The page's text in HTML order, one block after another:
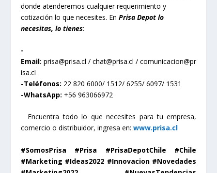
donde atenderemos cualquier requerimiento y
cotización lo que necesites. En Prisa Depot lo
necesitas, lo tienes:
-
Email: prisa@prisa.cl / chat@prisa.cl / comunicacion@pr
isa.cl
-Teléfonos: 22 820 6000/ 1512/ 6255/ 6097/ 1531
-WhatsApp: +56 963066972
Encuentra todo lo que necesites para tu empresa,
comercio o distribuidor, ingresa en: www.prisa.cl
#SomosPrisa #Prisa #PrisaDepotChile #Chile
#Marketing #Ideas2022 #Innovacion #Novedades